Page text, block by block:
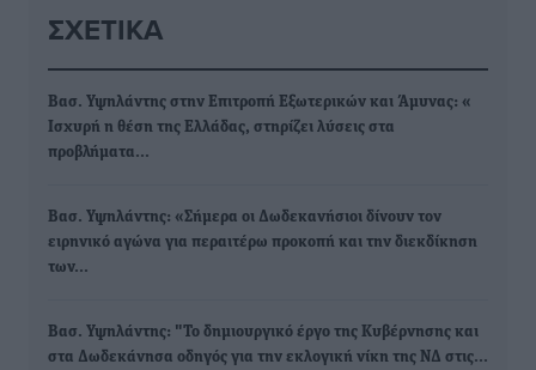
ΣΧΕΤΙΚΆ
Βασ. Υψηλάντης στην Επιτροπή Εξωτερικών και Άμυνας: «
Ισχυρή η θέση της Ελλάδας, στηρίζει λύσεις στα
προβλήματα…
Βασ. Υψηλάντης: «Σήμερα οι Δωδεκανήσιοι δίνουν τον
ειρηνικό αγώνα για περαιτέρω προκοπή και την διεκδίκηση
των…
Βασ. Υψηλάντης: "Το δημιουργικό έργο της Κυβέρνησης και
στα Δωδεκάνησα οδηγός για την εκλογική νίκη της ΝΔ στις…